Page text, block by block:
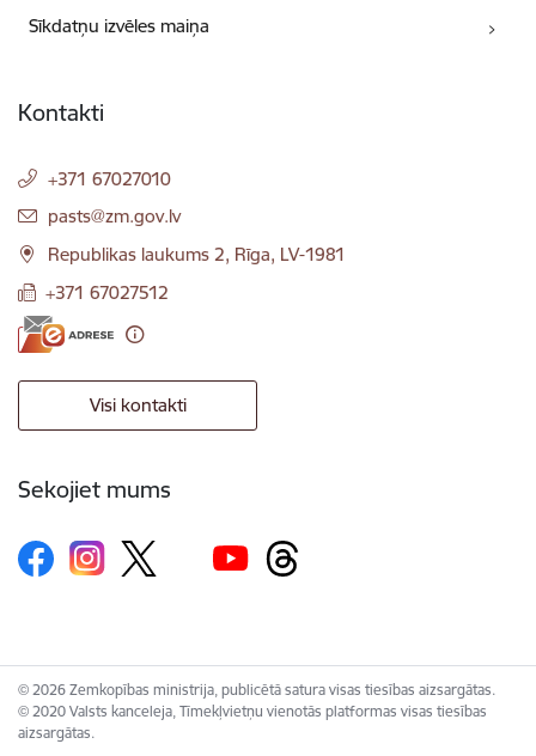
Sīkdatņu izvēles maiņa
Kontakti
+371 67027010
E-pasts:
pasts@zm.gov.lv
Republikas laukums 2, Rīga, LV-1981
+371 67027512
Visi kontakti
Sekojiet mums
© 2026 Zemkopības ministrija, publicētā satura visas tiesības aizsargātas.
© 2020 Valsts kanceleja, Tīmekļvietņu vienotās platformas visas tiesības
aizsargātas.